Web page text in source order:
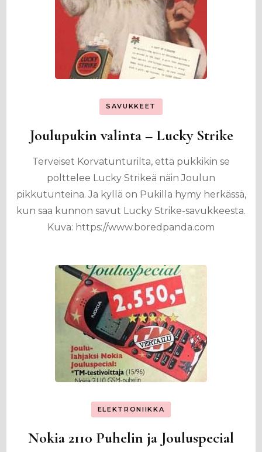
SAVUKKEET
Joulupukin valinta – Lucky Strike
Terveiset Korvatunturilta, että pukkikin se
polttelee Lucky Strikeä näin Joulun
pikkutunteina. Ja kyllä on Pukilla hymy herkässä,
kun saa kunnon savut Lucky Strike-savukkeesta.
Kuva: https://www.boredpanda.com
ELEKTRONIIKKA
Nokia 2110 Puhelin ja Jouluspecial